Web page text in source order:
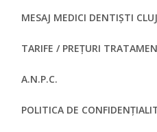
MESAJ MEDICI DENTIȘTI CLUJ
TARIFE / PREȚURI
A.N.P.C.
POLITICA DE